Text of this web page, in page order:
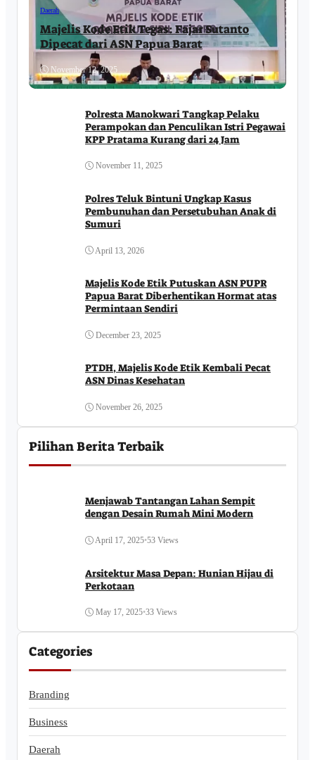
Daerah
Majelis Kode Etik Tegas: Fajar Sutanto
Dipecat dari ASN Papua Barat
November 12, 2025
Polresta Manokwari Tangkap Pelaku
Perampokan dan Penculikan Istri Pegawai
KPP Pratama Kurang dari 24 Jam
November 11, 2025
Polres Teluk Bintuni Ungkap Kasus
Pembunuhan dan Persetubuhan Anak di
Sumuri
April 13, 2026
Majelis Kode Etik Putuskan ASN PUPR
Papua Barat Diberhentikan Hormat atas
Permintaan Sendiri
December 23, 2025
PTDH, Majelis Kode Etik Kembali Pecat
ASN Dinas Kesehatan
November 26, 2025
Pilihan Berita Terbaik
Menjawab Tantangan Lahan Sempit
dengan Desain Rumah Mini Modern
April 17, 2025•53 Views
Arsitektur Masa Depan: Hunian Hijau di
Perkotaan
May 17, 2025•33 Views
Categories
Branding
Business
Daerah